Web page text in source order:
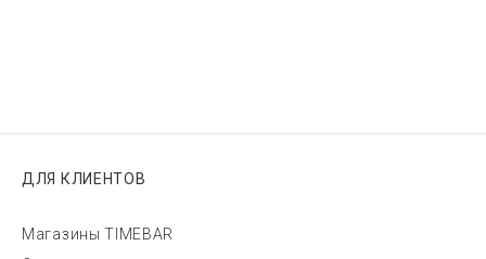
ДЛЯ КЛИЕНТОВ
Магазины TIMEBAR